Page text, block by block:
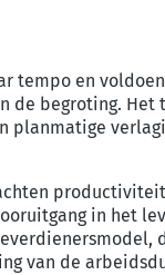
tempo en
de begroting. Het
planmatige
in het
,
van de